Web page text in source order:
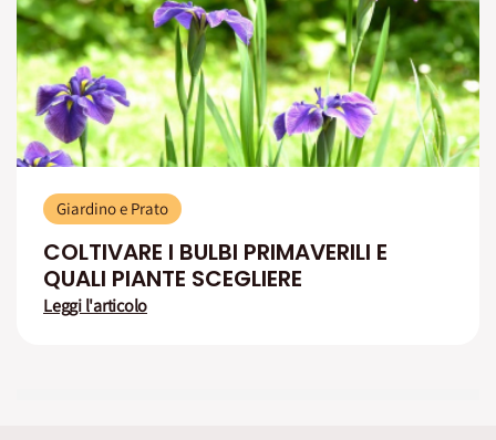
Giardino e Prato
COLTIVARE I BULBI PRIMAVERILI E
QUALI PIANTE SCEGLIERE
Leggi l'articolo